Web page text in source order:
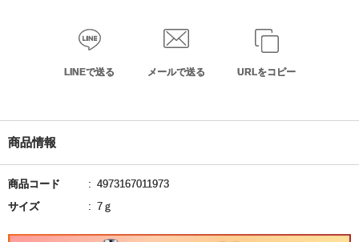
LINEで送る メールで送る URLをコピー
商品情報
商品コード
4973167011973
サイズ
7ｇ